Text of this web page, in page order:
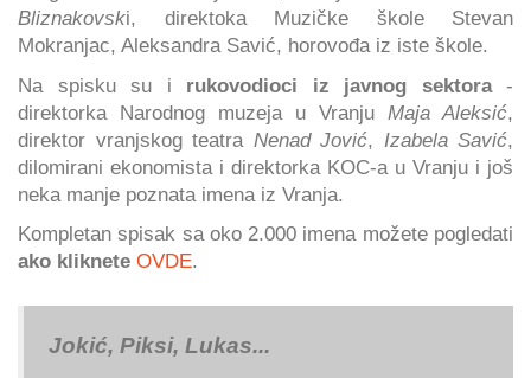
Bliznakovski, direktoka Muzičke škole Stevan
Mokranjac, Aleksandra Savić, horovođa iz iste škole.
Na spisku su i rukovodioci iz javnog sektora-
direktorka Narodnog muzeja u Vranju Maja Aleksić,
direktor vranjskog teatra Nenad Jović, Izabela Savić,
dilomirani ekonomista i direktorka KOC-a u Vranju i još
neka manje poznata imena iz Vranja.
Kompletan spisak sa oko 2.000 imena možete pogledati
ako kliknete OVDE.
Jokić, Piksi, Lukas...